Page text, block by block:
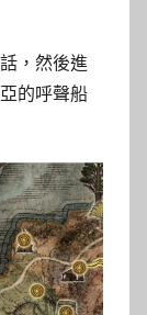
，然後進
的呼聲船